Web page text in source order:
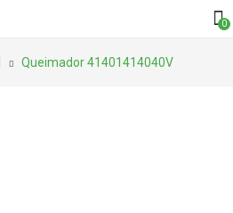
0
Queimador 41401414040V